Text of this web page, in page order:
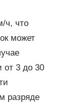
ч, что
может
от 3 до 30
разряде